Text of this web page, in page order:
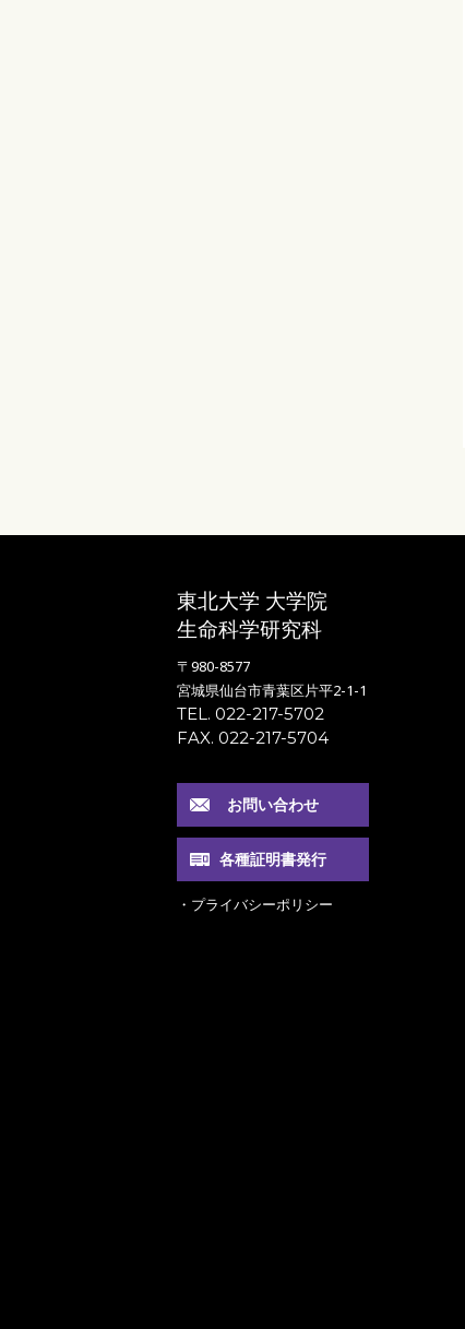
東北大学 大学院
生命科学研究科
〒980-8577
宮城県仙台市青葉区片平2-1-1
TEL. 022-217-5702
FAX. 022-217-5704
お問い合わせ
各種証明書発行
・プライバシーポリシー